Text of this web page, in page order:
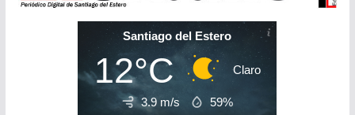
Santiago del Estero
12°C Claro
3.9 m/s
59%